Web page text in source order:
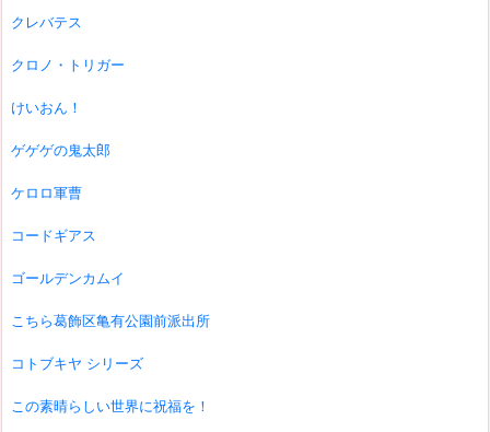
クレバテス
クロノ・トリガー
けいおん！
ゲゲゲの鬼太郎
ケロロ軍曹
コードギアス
ゴールデンカムイ
こちら葛飾区亀有公園前派出所
コトブキヤ シリーズ
この素晴らしい世界に祝福を！